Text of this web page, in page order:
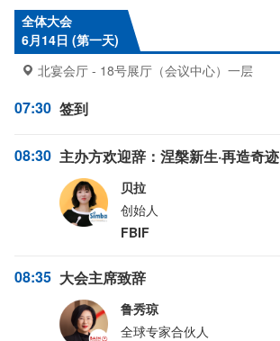
全体大会
6月14日 (第一天)
北宴会厅 - 18号展厅（会议中心）一层
07:30 签到
08:30 主办方欢迎辞：涅槃新生·再造奇迹
贝拉
创始人
FBIF
08:35 大会主席致辞
鲁秀琼
全球专家合伙人